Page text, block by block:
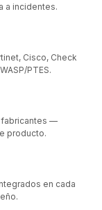
a incidentes.
Cisco, Check
PTES.
fabricantes —
producto.
en cada